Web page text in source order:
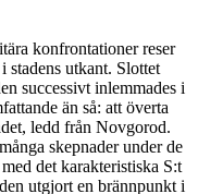
konfrontationer reser
stadens utkant. Slottet
successivt inlemmades i
än så: att överta
ledd från Novgorod.
skepnader under de
det karakteristiska S:t
utgjort en brännpunkt i